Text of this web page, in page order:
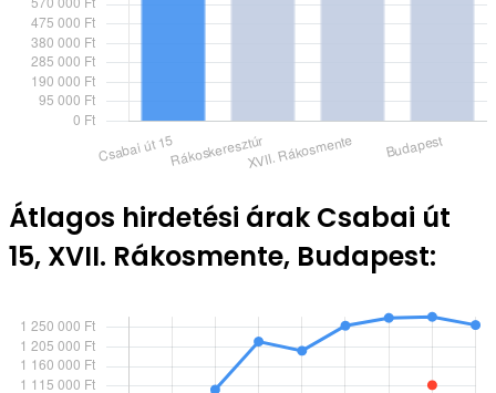
Átlagos hirdetési árak Csabai út
15, XVII. Rákosmente, Budapest: